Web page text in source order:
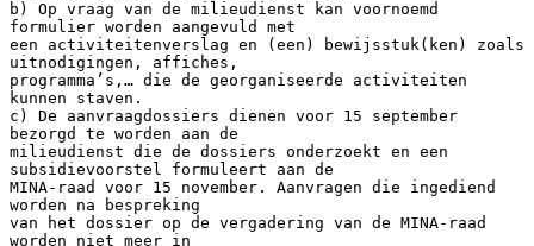
b) Op vraag van de milieudienst kan voornoemd
formulier worden aangevuld met
een activiteitenverslag en (een) bewijsstuk(ken) zoals
uitnodigingen, affiches,
programma’s,… die de georganiseerde activiteiten
kunnen staven.
c) De aanvraagdossiers dienen voor 15 september
bezorgd te worden aan de
milieudienst die de dossiers onderzoekt en een
subsidievoorstel formuleert aan de
MINA-raad voor 15 november. Aanvragen die ingediend
worden na bespreking
van het dossier op de vergadering van de MINA-raad
worden niet meer in